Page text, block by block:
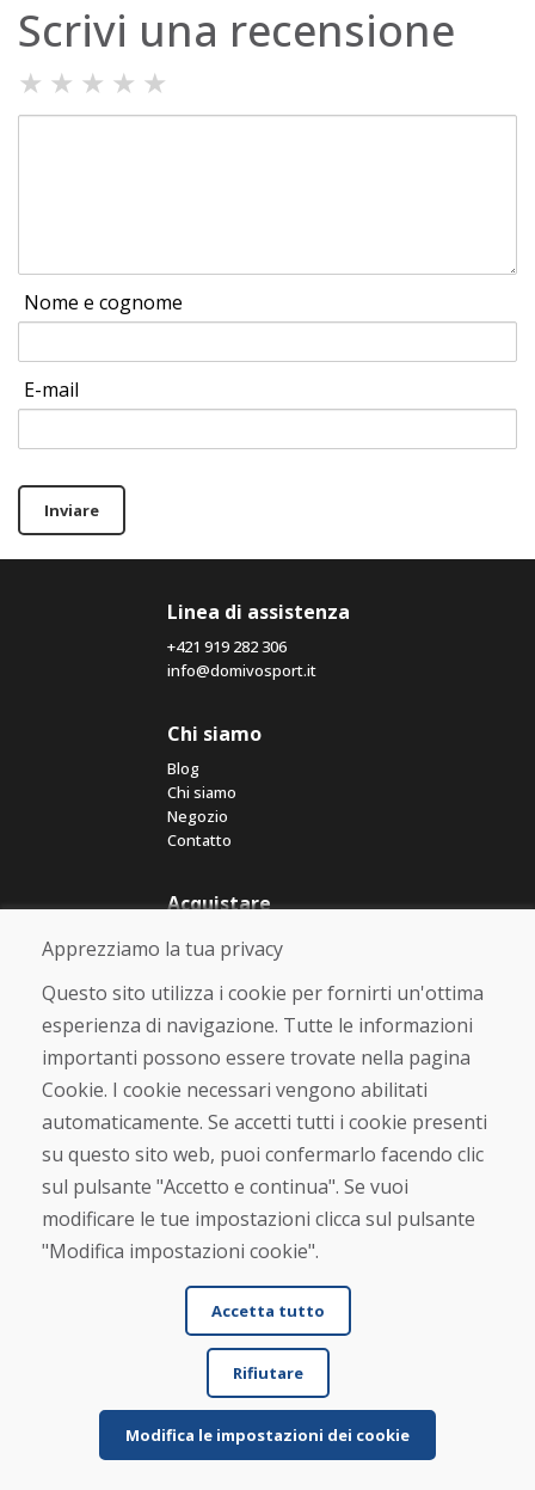
Scrivi una recensione
★ ★ ★ ★ ★
Nome e cognome
E-mail
Inviare
Linea di assistenza
+421 919 282 306
info@domivosport.it
Chi siamo
Blog
Chi siamo
Negozio
Contatto
Acquistare
Negozio online
Termini e condizioni commerciali
Spedizione e pagamento
Reso e cambio merce
Protezione dei dati personali
Cookies
Verificato dai clienti
★★★★★
© DOMIVOSPORT 2026, tutti i diritti riservati
Apprezziamo la tua privacy
Questo sito utilizza i cookie per fornirti un'ottima
esperienza di navigazione. Tutte le informazioni
importanti possono essere trovate nella pagina
Cookie. I cookie necessari vengono abilitati
automaticamente. Se accetti tutti i cookie presenti
su questo sito web, puoi confermarlo facendo clic
sul pulsante "Accetto e continua". Se vuoi
modificare le tue impostazioni clicca sul pulsante
"Modifica impostazioni cookie".
Accetta tutto
Rifiutare
Modifica le impostazioni dei cookie